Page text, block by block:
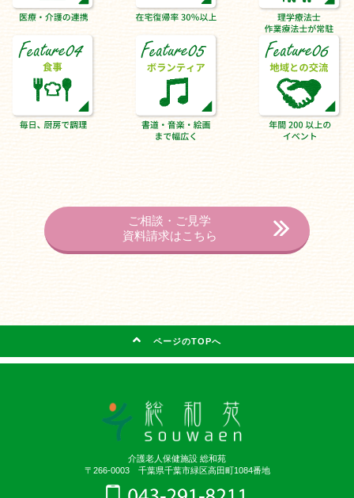
ご相談・ご見学
資料請求はこちら
ページのTOPへ
介護老人保健施設 総和苑
〒266-0003 千葉県千葉市緑区高田町1084番地